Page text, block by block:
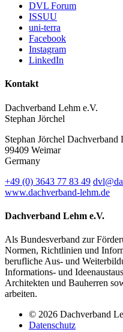
DVL Forum
ISSUU
uni-terra
Facebook
Instagram
LinkedIn
Kontakt
Dachverband Lehm e.V.
Stephan Jörchel
Stephan Jörchel Dachverband
99409 Weimar
Germany
+49 (0) 3643 77 83 49
www.dachverband-lehm.de
Dachverband Lehm e.V.
Als Bundesverband zur
Normen, Richtlinien und
berufliche Aus- und
Informations- und
Architekten und Bauherren
arbeiten.
© 2026 Dachverband
Datenschutz